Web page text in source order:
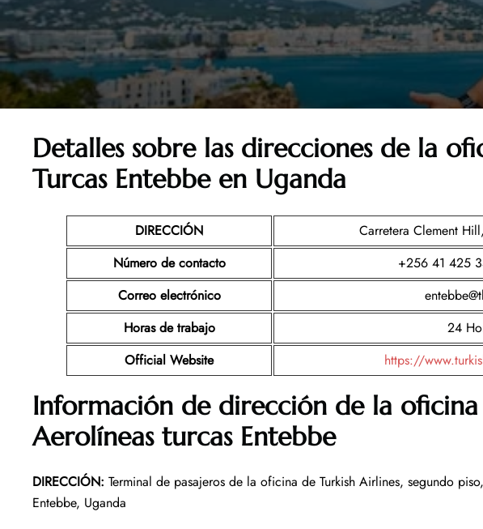
Detalles sobre las direcciones de la
Turcas Entebbe en Uganda
DIRECCIÓN
Carretera Clement
Número de contacto
+256 41 425
Correo electrónico
Horas de trabajo
24
Official Website
https://
Información de dirección de la
Aerolíneas turcas Entebbe
DIRECCIÓN: Terminal de pasajeros de la oficina de Turkish Airlines, segundo
Entebbe, Uganda